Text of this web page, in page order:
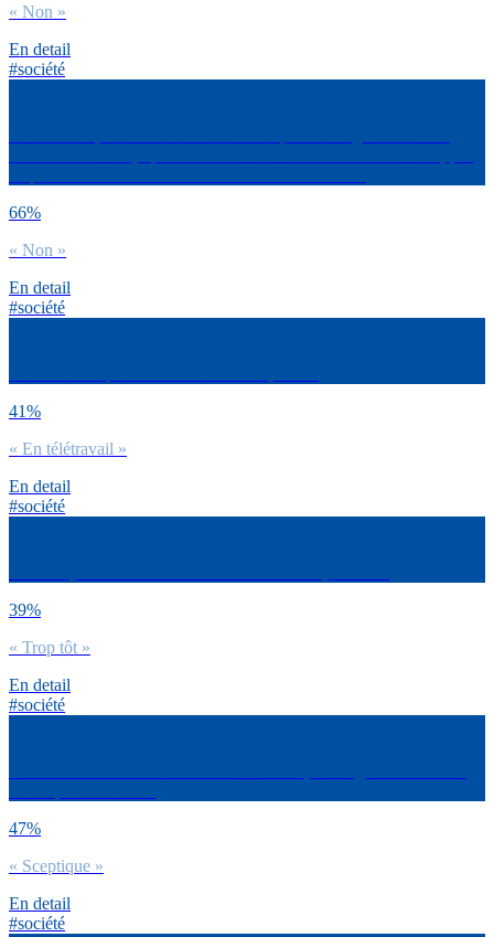
« Non »
En detail
#société
66%
« Non »
En detail
#société
41%
« En télétravail »
En detail
#société
39%
« Trop tôt »
En detail
#société
47%
« Sceptique »
En detail
#société